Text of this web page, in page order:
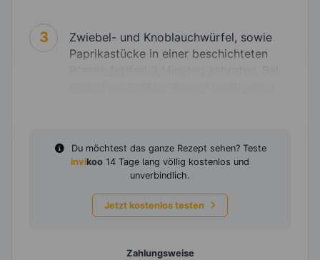
3
Zwiebel- und Knoblauchwürfel, sowie
Paprikastücke in einer beschichteten
Du möchtest das ganze Rezept sehen? Teste
invikoo 14 Tage lang völlig kostenlos und
unverbindlich.
Jetzt kostenlos testen
Zahlungsweise